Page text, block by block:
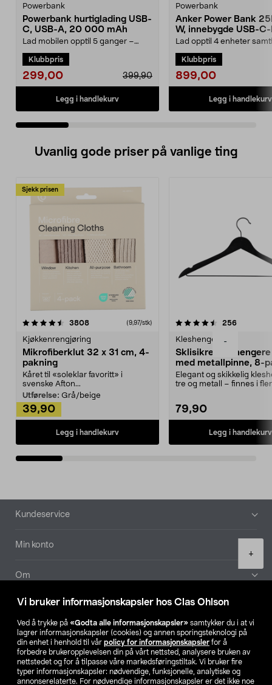
Vi bruker informasjonskapsler hos Clas Ohlson
Ved å trykke på «Godta alle informasjonskapsler» samtykker du i at vi
lagrer informasjonskapsler (cookies) og annen sporingsteknologi på
din enhet i henhold til vår policy for informasjonskapsler for å
forbedre brukeropplevelsen din på vårt nettsted, analysere bruken av
nettstedet og for å tilpasse våre markedsføringstiltak. Vi bruker fire
typer informasjonskapsler: nødvendige, funksjonelle, analytiske og
annonserelaterte. For nødvendige informasjonskapsler er det ikke noe
-
+
Powerbank
Powerbank hurtiglading USB-
C, USB-A, 20 000 mAh
Lad mobilen opptil 5 ganger –
powerbank – 20...
Klubbpris
299,00 399,90
Legg i handlekurv
Powerbank
Anker Power Bank
W, innebygde USB-
Lad opptil 4 enheter
mAh powerbank m...
Klubbpris
899,00
Legg i handlekurv
Uvanlig gode priser på vanlige ting
Sjekk prisen
3808anmeldelser(9,97/stk)
Kjøkkenrengjøring
Mikrofiberklut 32 x 31 cm, 4-
pakning
Kåret til «soleklar favoritt» i
svenske Afton...
Utførelse: Grå/beige
39,90
Legg i handlekurv
4.5av 5 stjerner 256
Kleshengere
Sklisikre
med metallpinne, 8-
Elegant og skikkelig
tre og metall – finnes i
79,90
Legg i handlekurv
4.5av 5 stjerner
Bunntekst
Kundeservice
Min konto
Om
Aktuelt
Våre selskaper
Finn din butikk